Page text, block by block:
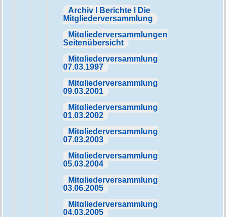
Archiv | Berichte | Die
Mitgliederversammlung
Mitgliederversammlungen
Seitenübersicht
Mitgliederversammlung
07.03.1997
Mitgliederversammlung
09.03.2001
Mitgliederversammlung
01.03.2002
Mitgliederversammlung
07.03.2003
Mitgliederversammlung
05.03.2004
Mitgliederversammlung
03.06.2005
Mitgliederversammlung
04.03.2005